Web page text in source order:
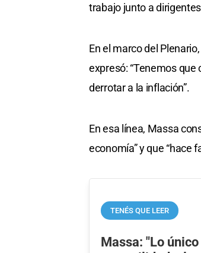
trabajo junto a
En el marco del
expresó: “Tenemos
derrotar a la inflación”.
En esa línea, Massa
economía” y que “hace
TENÉS QUE LEER
Massa: "Lo